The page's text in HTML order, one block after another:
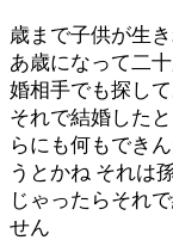
歳まで子供が生
あ歳になって二
婚相手でも探し
それで結婚した
らにも何もでき
うとかね それは
じゃったらそれ
せん